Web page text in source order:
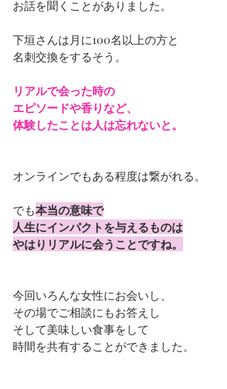
お話を聞くことがありました。
下垣さんは月に100名以上の方と
名刺交換をするそう。
リアルで会った時の
エピソードや香りなど、
体験したことは人は忘れないと。
オンラインでもある程度は繋がれる。
でも本当の意味で
人生にインパクトを与えるものは
やはりリアルに会うことですね。
今回いろんな女性にお会いし、
その場でご相談にもお答えし
そして美味しい食事をして
時間を共有することができました。